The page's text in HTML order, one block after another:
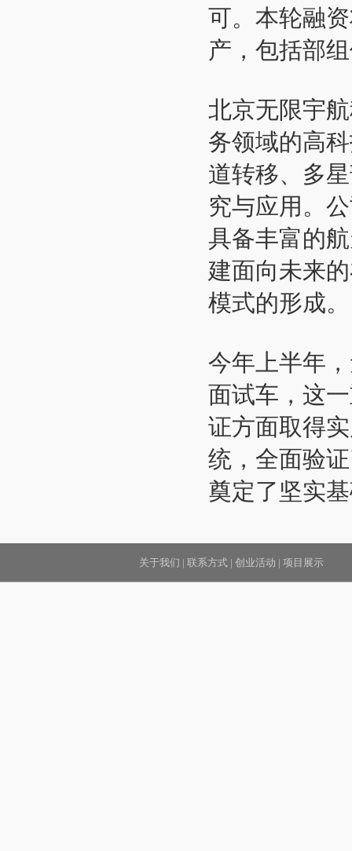
可。本轮融
产，包括部
北京无限宇
务领域的高
道转移、多
究与应用。
具备丰富的
建面向未来
模式的形成。
今年上半年
面试车，这
证方面取得
统，全面验
奠定了坚实
关于我们 |联系方式 |创业活动 |项目展示